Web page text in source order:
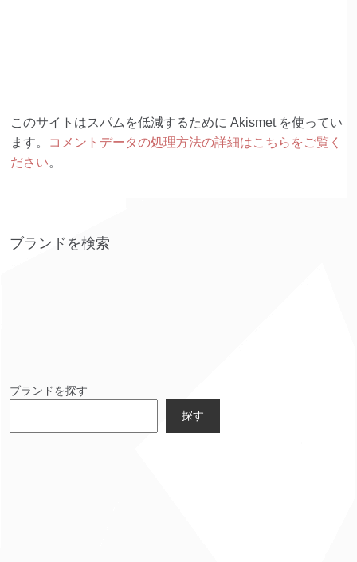
このサイトはスパムを低減するために Akismet を使ってい
ます。
コメントデータの処理方法の詳細はこちらをご覧く
ださい。
ブランドを検索
ブランドを探す
探す